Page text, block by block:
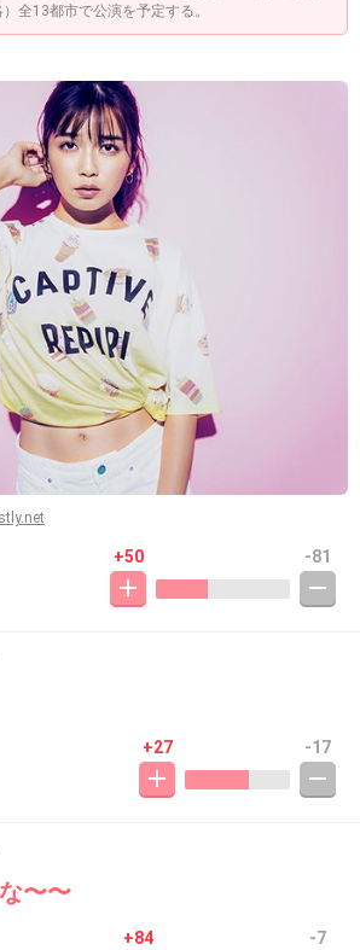
全13都市で公演を予定する。
+50 -81
+27 -17
〜〜
+84 -7